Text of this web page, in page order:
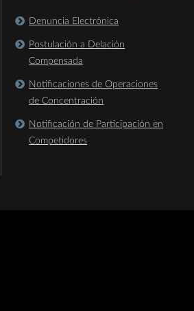
Denuncia Electrónica
Postulación a Delación
Compensada
Notificaciones de Operaciones
de Concentración
Notificación de Participación en
Competidores